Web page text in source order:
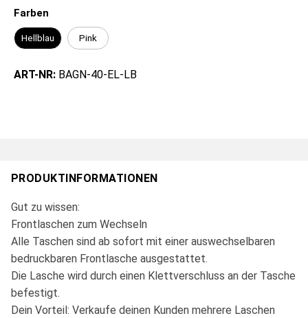
Farben
Hellblau Pink
ART-NR: BAGN-40-EL-LB
PRODUKTINFORMATIONEN
Gut zu wissen:
Frontlaschen zum Wechseln
Alle Taschen sind ab sofort mit einer auswechselbaren
bedruckbaren Frontlasche ausgestattet.
Die Lasche wird durch einen Klettverschluss an der Tasche
befestigt.
Dein Vorteil: Verkaufe deinen Kunden mehrere Laschen